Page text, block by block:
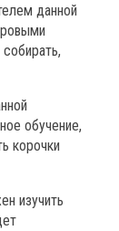
данной
обучение,
корочки
изучить